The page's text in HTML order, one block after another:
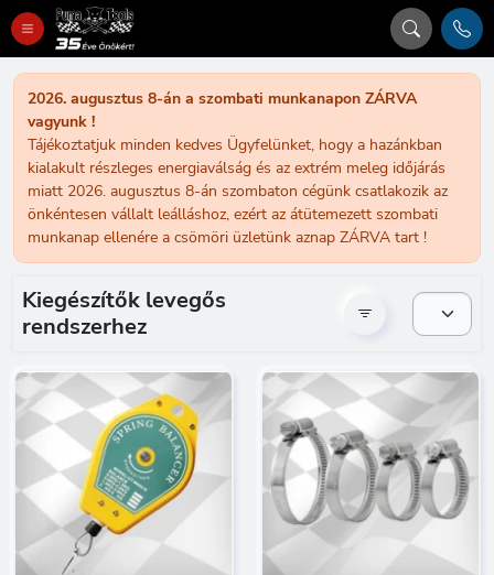
2026. augusztus 8-án a szombati munkanapon ZÁRVA
vagyunk !
Tájékoztatjuk minden kedves Ügyfelünket, hogy a hazánkban
kialakult részleges energiaválság és az extrém meleg időjárás
miatt 2026. augusztus 8-án szombaton cégünk csatlakozik az
önkéntesen vállalt leálláshoz, ezért az átütemezett szombati
munkanap ellenére a csömöri üzletünk aznap ZÁRVA tart !
Kiegészítők levegős
rendszerhez